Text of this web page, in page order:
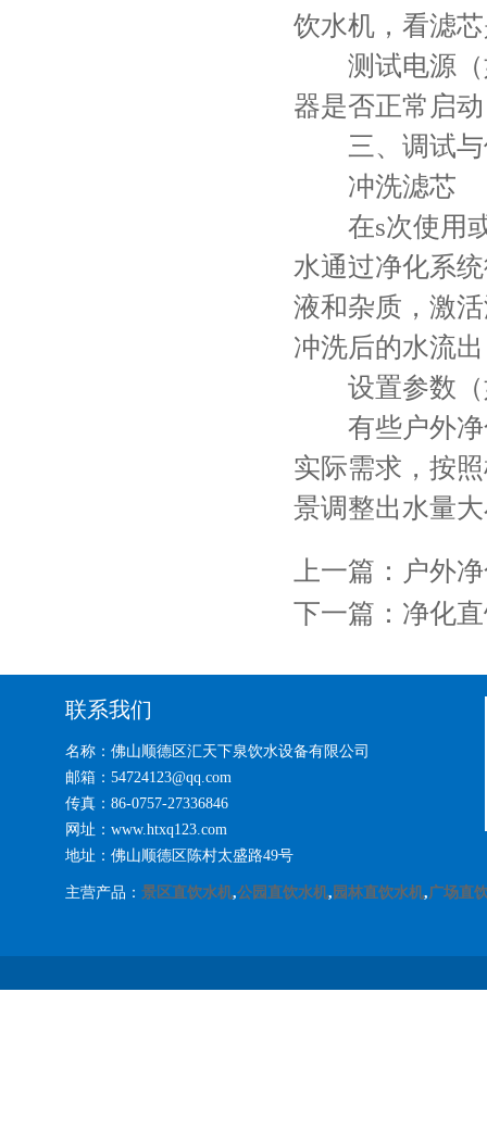
饮水机，看滤
测试电源（
器是否正常启
三、调试与
冲洗滤芯
在s次使用或
水通过净化系
液和杂质，激
冲洗后的水流
设置参数（
有些户外净
实际需求，按
景调整出水量
上一篇： 户外
下一篇： 净化
联系我们
名称：佛山顺德区汇天下泉饮水设备有限公司
邮箱：54724123@qq.com
传真：86-0757-27336846
网址：www.htxq123.com
地址：佛山顺德区陈村太盛路49号
主营产品： 景区直饮水机,公园直饮水机, 园林直饮水机,广场直